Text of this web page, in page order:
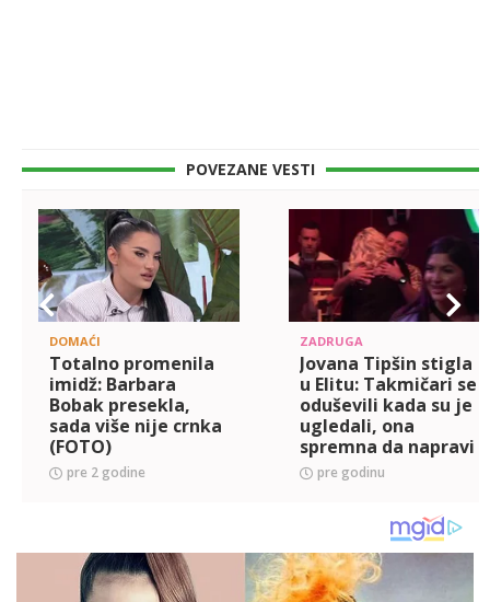
POVEZANE VESTI
DOMAĆI
Totalno promenila
imidž: Barbara
Bobak presekla,
sada više nije crnka
(FOTO)
pre 2 godine
ZADRUGA
Jovana Tipšin stigla
u Elitu: Takmičari se
oduševili kada su je
ugledali, ona
spremna da napravi
ludu žurku! (VIDEO)
pre godinu